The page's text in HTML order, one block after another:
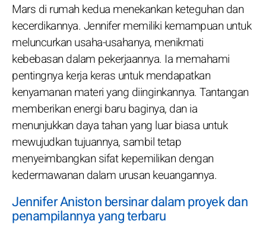
Mars di rumah kedua menekankan keteguhan dan
kecerdikannya. Jennifer memiliki kemampuan untuk
meluncurkan usaha-usahanya, menikmati
kebebasan dalam pekerjaannya. Ia memahami
pentingnya kerja keras untuk mendapatkan
kenyamanan materi yang diinginkannya. Tantangan
memberikan energi baru baginya, dan ia
menunjukkan daya tahan yang luar biasa untuk
mewujudkan tujuannya, sambil tetap
menyeimbangkan sifat kepemilikan dengan
kedermawanan dalam urusan keuangannya.
Jennifer Aniston bersinar dalam proyek dan
penampilannya yang terbaru